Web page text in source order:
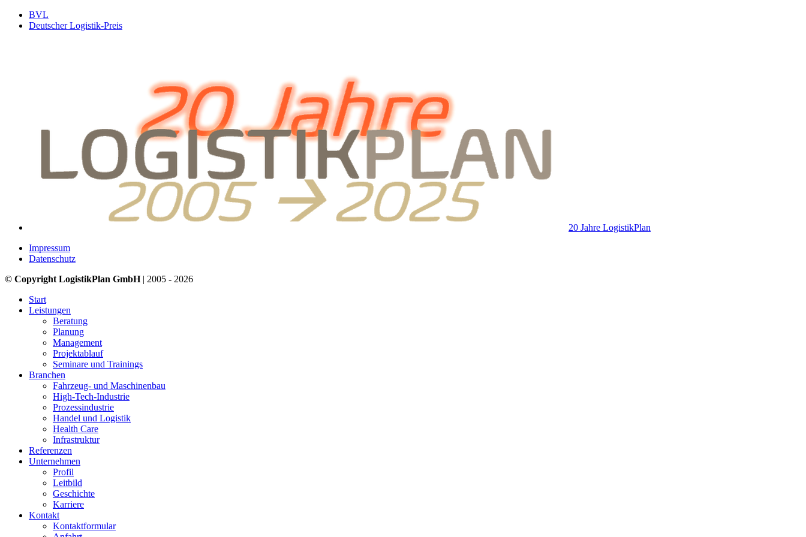
BVL
Deutscher Logistik-Preis
20 Jahre LogistikPlan
Impressum
Datenschutz
© Copyright LogistikPlan GmbH| 2005 - 2026
Start
Leistungen
Beratung
Planung
Management
Projektablauf
Seminare und Trainings
Branchen
Fahrzeug- und Maschinenbau
High-Tech-Industrie
Prozessindustrie
Handel und Logistik
Health Care
Infrastruktur
Referenzen
Unternehmen
Profil
Leitbild
Geschichte
Karriere
Kontakt
Kontaktformular